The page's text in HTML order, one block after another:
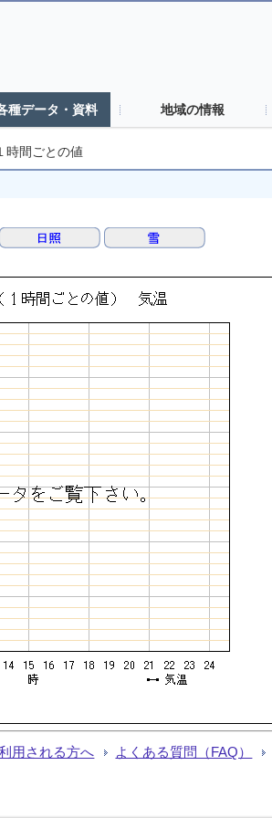
種データ・資料 地域の情報
時間ごとの値
用される方へ よくある質問（FAQ）